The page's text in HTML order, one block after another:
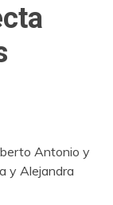
Antonio y
y Alejandra